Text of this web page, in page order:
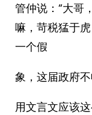
管仲说：“大哥
嘛，苛税猛于
一个假
象，这届政府
用文言文应该